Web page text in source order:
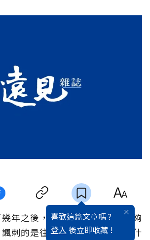
喜歡這篇文章嗎 ?
登入 後立即收藏 !
年之後，開始對於人情事故能夠
刺的是往往並非在工作上吃了什